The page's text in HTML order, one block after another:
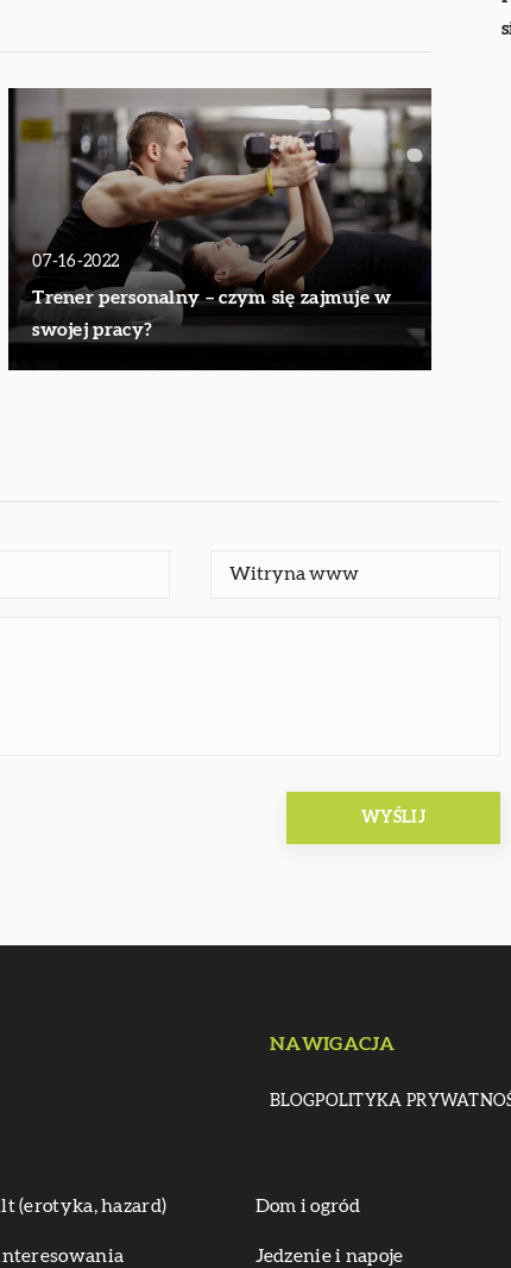
07-16-2022
Trener personalny – czym się zajmuje w
swojej pracy?
NAWIGACJA
BLOG POLITYKA
(erotyka, hazard) Dom i ogród
Jedzenie i napoje